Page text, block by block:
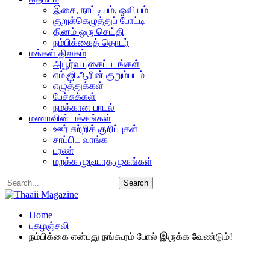
இசை, நாட்டியம், ஓவியம்
குறுக்கெழுத்துப் போட்டி
தினம் ஒரு செய்தி
நம்பிக்கைத் தொடர்
மக்கள் திலகம்
அபூர்வ புகைப்படங்கள்
எம்.ஜி.ஆரின் குறும்படம்
எழுத்துக்கள்
பேச்சுக்கள்
நமக்கான பாடல்
மணாவின் பக்கங்கள்
ஊர் சுற்றிக் குறிப்புகள்
சாப்பிட வாங்க
பரண்
மறக்க முடியாத முகங்கள்
Home
புகழஞ்சலி
நம்பிக்கை என்பது நங்கூரம் போல் இருக்க வேண்டும்!